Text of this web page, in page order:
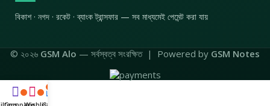
বিকাশ · নগদ · রকেট · ব্যাংক ট্রান্সফার — সব মাধ্যমেই পেমেন্ট করা যায়
© ২০২৬ GSM Alo — সর্বস্বত্ব সংরক্ষিত | Powered by GSM Notes